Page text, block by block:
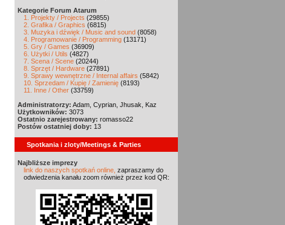
Kategorie Forum Atarum
1. Projekty / Projects (29855)
2. Grafika / Graphics (6815)
3. Muzyka i dźwięk / Music and sound (8058)
4. Programowanie / Programming (13171)
5. Gry / Games (36909)
6. Użytki / Utils (4827)
7. Scena / Scene (20244)
8. Sprzęt / Hardware (27891)
9. Sprawy wewnętrzne / Internal affairs (5842)
10. Sprzedam / Kupię / Zamienię (8193)
11. Inne / Other (33759)
Administratorzy: Adam, Cyprian, Jhusak, Kaz
Użytkowników: 3073
Ostatnio zarejestrowany: romasso22
Postów ostatniej doby: 13
Spotkania i zloty/Meetings & Parties
Najbliższe imprezy
link do naszych spotkań online, zapraszamy do
odwiedzenia kanału zoom również przez kod QR: